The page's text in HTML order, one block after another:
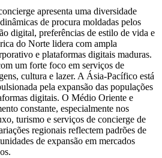
apresenta uma diversidade
de procura moldadas pelos
digital, preferências de estilo de vida e
do Norte lidera com ampla
e plataformas digitais maduras.
um forte foco em serviços de
cultura e lazer. A Ásia-Pacífico está
pela expansão das populações
digitais. O Médio Oriente e
constante, especialmente nos
turismo e serviços de concierge de
regionais reflectem padrões de
de expansão em mercados